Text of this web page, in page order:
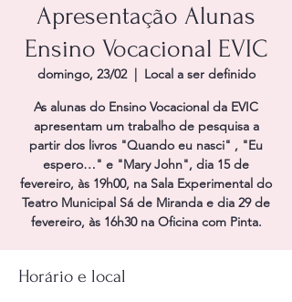
Apresentação Alunas
Ensino Vocacional EVIC
domingo, 23/02
  |
Local a ser definido
As alunas do Ensino Vocacional da EVIC
apresentam um trabalho de pesquisa a
partir dos livros "Quando eu nasci" , "Eu
espero…" e "Mary John", dia 15 de
fevereiro, às 19h00, na Sala Experimental do
Teatro Municipal Sá de Miranda e dia 29 de
fevereiro, às 16h30 na Oficina com Pinta.
Horário e local